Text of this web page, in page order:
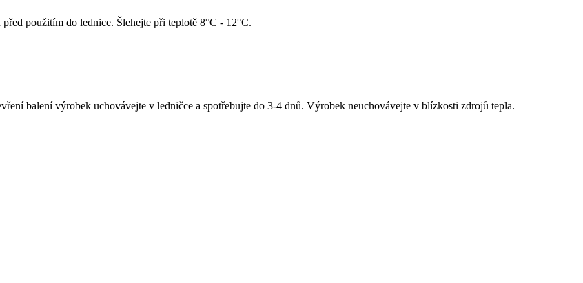
použitím do lednice. Šlehejte při teplotě 8°C - 12°C.
balení výrobek uchovávejte v ledničce a spotřebujte do 3-4 dnů. Výrobek neuchovávejte v blízkosti zdrojů tepla.